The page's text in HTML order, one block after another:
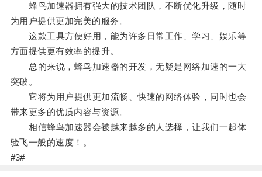
蜂鸟加速器拥有强大的技术团队，不断优化升级，随时
为用户提供更加完美的服务。
这款工具方便好用，能为许多日常工作、学习、娱乐等
方面提供更有效率的提升。
总的来说，蜂鸟加速器的开发，无疑是网络加速的一大
突破。
它将为用户提供更加流畅、快速的网络体验，同时也会
带来更多的优质内容与资源。
相信蜂鸟加速器会被越来越多的人选择，让我们一起体
验飞一般的速度！。
#3#